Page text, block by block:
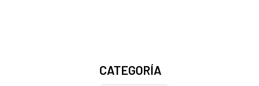
CATEGORÍA